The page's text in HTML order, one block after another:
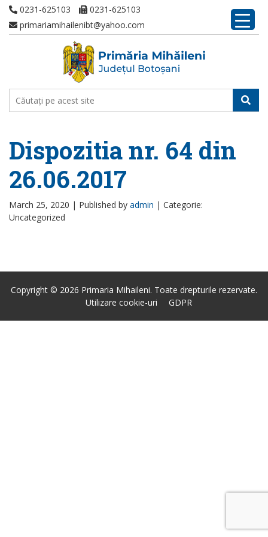
0231-625103
0231-625103
primariamihailenibt@yahoo.com
Dispozitia nr. 64 din
26.06.2017
March 25, 2020 | Published by admin | Categorie:
Uncategorized
Copyright © 2026 Primaria Mihaileni. Toate drepturile rezervate.
Utilizare cookie-uri
GDPR